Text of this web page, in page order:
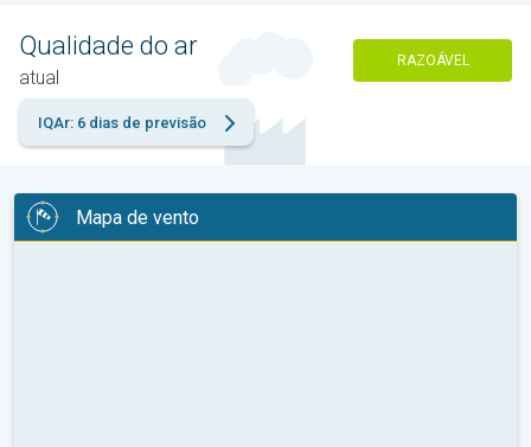
Qualidade do ar
atual
RAZOÁVEL
IQAr: 6 dias de previsão
Mapa de vento